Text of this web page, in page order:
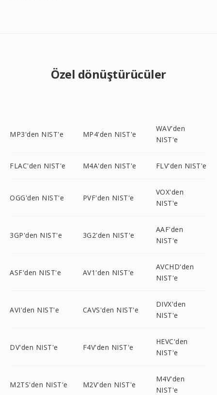
Özel dönüştürücüler
MP3'den NIST'e MP4'den NIST'e
WAV'den
NIST'e
FLAC'den NIST'e M4A'den NIST'e FLV'den NIST'e
OGG'den NIST'e PVF'den NIST'e
VOX'den
NIST'e
3GP'den NIST'e 3G2'den NIST'e
AAF'den
NIST'e
ASF'den NIST'e AV1'den NIST'e
AVCHD'den
NIST'e
AVI'den NIST'e CAVS'den NIST'e
DIVX'den
NIST'e
DV'den NIST'e F4V'den NIST'e
HEVC'den
NIST'e
M2TS'den NIST'e M2V'den NIST'e
M4V'den
NIST'e